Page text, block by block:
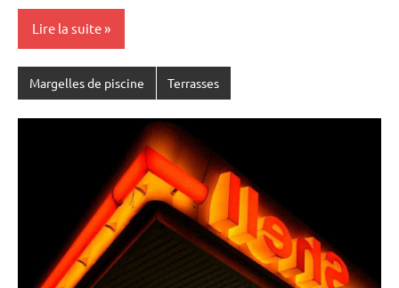
Lire la suite
Margelles de piscine Terrasses